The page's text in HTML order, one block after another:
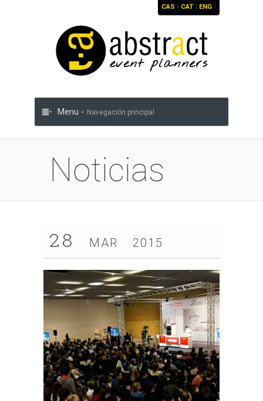
CAS | CAT | ENG |
Menu - Navegación principal
Noticias
28 MAR 2015